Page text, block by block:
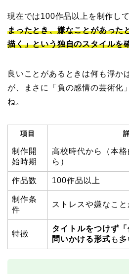
現在では100作品以上を制作し
まったとき、嫌なことがあった
描く」という独自のスタイルを
良いことがあるときは何も浮か
が、まさに「負の感情の芸術化
ね。
項目
制作開
始時期
高校時代から（本
ら）
作品数 100作品以上
制作条
件
ストレスや嫌なこ
特徴
タイトルをつけず
問いかける形式 も多